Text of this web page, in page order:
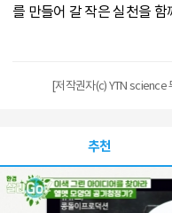
를 만들어 갈 작은 실천을 함
[저작권자(c) YTN science
추천